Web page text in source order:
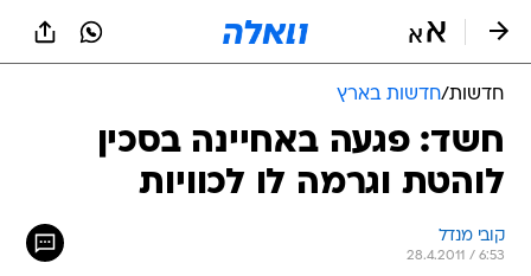
חדשות/חדשות בארץ
חשד: פגעה באחיינה בסכין
לוהטת וגרמה לו לכוויות
קובי מנדל
28.4.2011 / 6:53